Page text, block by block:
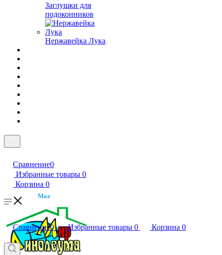
Заглушки для
подоконников
Нержавейка Лука
Сравнение0
Избранные товары 0
Корзина 0
Max
Сравнение0 Избранные товары 0 Корзина 0